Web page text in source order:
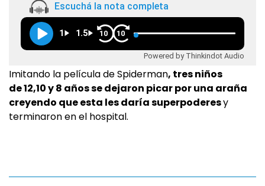
Escuchá la nota completa
1 1.5 10 10
Powered by Thinkindot Audio
Imitando la película de Spiderman, tres niños
de 12,10 y 8 años se dejaron picar por una araña
creyendo que esta les daría superpoderesy
terminaron en el hospital.